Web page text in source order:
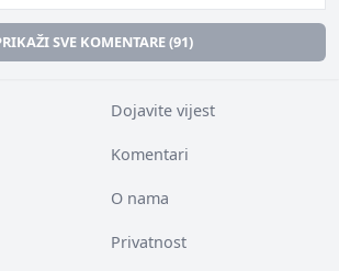
SVE KOMENTARE (91)
Dojavite vijest
Komentari
O nama
Privatnost